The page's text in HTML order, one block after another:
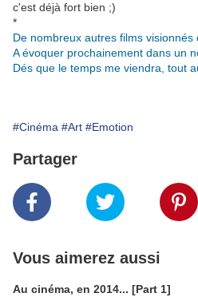
c'est déjà fort bien ;)
*
De nombreux autres films visionnés
A évoquer prochainement dans un
Dés que le temps me viendra, tout
#Cinéma #Art #Emotion
Partager
Vous aimerez aussi
Au cinéma, en 2014... [Part 1]